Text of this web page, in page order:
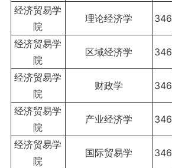
经济贸易学
院
理论经济学 346
经济贸易学
院
区域经济学 346
经济贸易学
院
财政学 346
经济贸易学
院
产业经济学 346
经济贸易学
院
国际贸易学 346